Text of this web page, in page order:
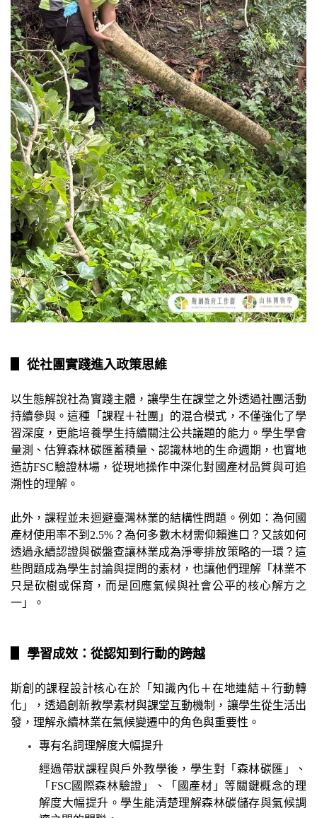
▋ 從社團實踐進入政策思維
以生態解說社為實踐主體，讓學生在課堂之外透過社團活動
持續參與。這種「課程＋社團」的混合模式，不僅強化了學
習深度，更能培養學生持續關注公共議題的能力。學生學會
量測、估算森林碳匯蓄積量、認識林地的生命週期，也實地
造訪FSC驗證林場，從現地操作中深化對國產材品質與可追
溯性的理解。
此外，課程並未迴避臺灣林業的結構性問題。例如：為何國
產材使用率不到2.5%？為何多數木材需仰賴進口？又該如何
透過永續認證與碳盤查讓林業成為淨零排放策略的一環？這
些問題成為學生討論與提問的素材，也讓他們理解「林業不
只是砍樹或保育，而是回應氣候與社會公平的核心解方之
一」。
▋ 學習成效：從認知到行動的跨越
斯創的課程設計核心在於「知識內化＋在地連結＋行動轉
化」，透過創新教學素材與課堂互動機制，讓學生從生活出
發，理解永續林業在氣候變遷中的角色與重要性。
專有名詞理解度大幅提升
經過帶狀課程與戶外教學後，學生對「森林碳匯」、
「FSC國際森林驗證」、「國產材」等關鍵概念的理
解度大幅提升。學生能清楚理解森林碳儲存與氣候調